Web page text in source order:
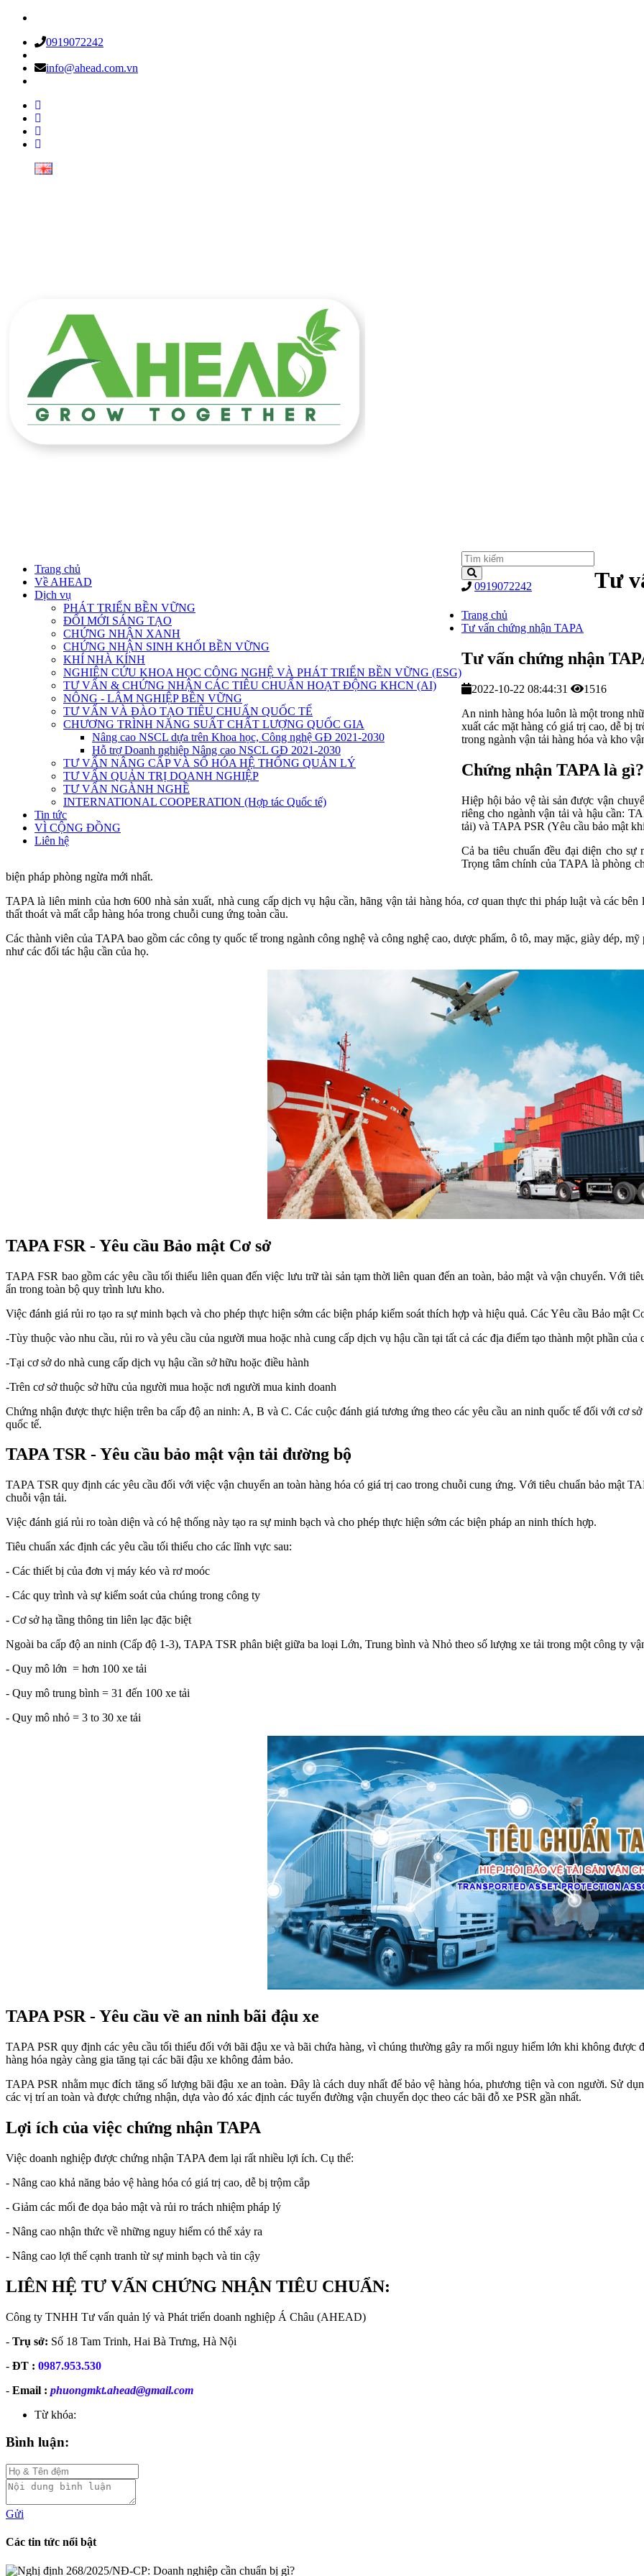
0919072242
info@ahead.com.vn
Trang chủ
Về AHEAD
Dịch vụ
PHÁT TRIỂN BỀN VỮNG
ĐỔI MỚI SÁNG TẠO
CHỨNG NHẬN XANH
CHỨNG NHẬN SINH KHỐI BỀN VỮNG
KHÍ NHÀ KÍNH
NGHIÊN CỨU KHOA HỌC CÔNG NGHỆ VÀ PHÁT TRIỂN BỀN VỮNG (ESG)
TƯ VẤN & CHỨNG NHẬN CÁC TIÊU CHUẨN HOẠT ĐỘNG KHCN (AI)
NÔNG - LÂM NGHIỆP BỀN VỮNG
TƯ VẤN VÀ ĐÀO TẠO TIÊU CHUẨN QUỐC TẾ
CHƯƠNG TRÌNH NĂNG SUẤT CHẤT LƯỢNG QUỐC GIA
Nâng cao NSCL dựa trên Khoa học, Công nghệ GĐ 2021-2030
Hỗ trợ Doanh nghiệp Nâng cao NSCL GĐ 2021-2030
TƯ VẤN NÂNG CẤP VÀ SỐ HÓA HỆ THỐNG QUẢN LÝ
TƯ VẤN QUẢN TRỊ DOANH NGHIỆP
TƯ VẤN NGÀNH NGHỀ
INTERNATIONAL COOPERATION (Hợp tác Quốc tế)
Tin tức
VÌ CỘNG ĐỒNG
Liên hệ
0919072242 Tư
Trang chủ
Tư vấn chứng nhận TAPA
Tư vấn chứng nhận
2022-10-22 08:44:31
1516
An ninh hàng hóa luôn là một trong
xuất các mặt hàng có giá trị cao, dễ bị
trong ngành vận tải hàng hóa và kho
Chứng nhận TAPA là gì?
Hiệp hội bảo vệ tài sản được vận
riêng cho ngành vận tải và hậu cần:
tải) và TAPA PSR (Yêu cầu bảo mật
Cả ba tiêu chuẩn đều đại diện cho sự
Trọng tâm chính của TAPA là phòng
biện pháp phòng ngừa mới nhất.
TAPA là liên minh của hơn 600 nhà sản xuất, nhà cung cấp dịch vụ hậu cần, hãng vận tải hàng hóa, cơ quan thực thi pháp luật và các
thất thoát và mất cắp hàng hóa trong chuỗi cung ứng toàn cầu.
Các thành viên của TAPA bao gồm các công ty quốc tế trong ngành công nghệ và công nghệ cao, dược phẩm, ô tô, may mặc, giày dép,
như các đối tác hậu cần của họ.
TAPA FSR - Yêu cầu Bảo mật Cơ sở
TAPA FSR bao gồm các yêu cầu tối thiểu liên quan đến việc lưu trữ tài sản tạm thời liên quan đến an toàn, bảo mật và vận chuyển. Với
ẩn trong toàn bộ quy trình lưu kho.
Việc đánh giá rủi ro tạo ra sự minh bạch và cho phép thực hiện sớm các biện pháp kiểm soát thích hợp và hiệu quả. Các Yêu cầu Bảo mật
-Tùy thuộc vào nhu cầu, rủi ro và yêu cầu của người mua hoặc nhà cung cấp dịch vụ hậu cần tại tất cả các địa điểm tạo thành một phần của
-Tại cơ sở do nhà cung cấp dịch vụ hậu cần sở hữu hoặc điều hành
-Trên cơ sở thuộc sở hữu của người mua hoặc nơi người mua kinh doanh
Chứng nhận được thực hiện trên ba cấp độ an ninh: A, B và C. Các cuộc đánh giá tương ứng theo các yêu cầu an ninh quốc tế đối với cơ
quốc tế.
TAPA TSR - Yêu cầu bảo mật vận tải đường bộ
TAPA TSR quy định các yêu cầu đối với việc vận chuyển an toàn hàng hóa có giá trị cao trong chuỗi cung ứng. Với tiêu chuẩn bảo mật
chuỗi vận tải.
Việc đánh giá rủi ro toàn diện và có hệ thống này tạo ra sự minh bạch và cho phép thực hiện sớm các biện pháp an ninh thích hợp.
Tiêu chuẩn xác định các yêu cầu tối thiểu cho các lĩnh vực sau:
- Các thiết bị của đơn vị máy kéo và rơ moóc
- Các quy trình và sự kiểm soát của chúng trong công ty
- Cơ sở hạ tầng thông tin liên lạc đặc biệt
Ngoài ba cấp độ an ninh (Cấp độ 1-3), TAPA TSR phân biệt giữa ba loại Lớn, Trung bình và Nhỏ theo số lượng xe tải trong một công ty
- Quy mô lớn = hơn 100 xe tải
- Quy mô trung bình = 31 đến 100 xe tải
- Quy mô nhỏ = 3 to 30 xe tải
TAPA PSR - Yêu cầu về an ninh bãi đậu xe
TAPA PSR quy định các yêu cầu tối thiểu đối với bãi đậu xe và bãi chứa hàng, vì chúng thường gây ra mối nguy hiểm lớn khi không được
hàng hóa ngày càng gia tăng tại các bãi đậu xe không đảm bảo.
TAPA PSR nhằm mục đích tăng số lượng bãi đậu xe an toàn. Đây là cách duy nhất để bảo vệ hàng hóa, phương tiện và con người. Sử
các vị trí an toàn và được chứng nhận, dựa vào đó xác định các tuyến đường vận chuyển dọc theo các bãi đỗ xe PSR gần nhất.
Lợi ích của việc chứng nhận TAPA
Việc doanh nghiệp được chứng nhận TAPA đem lại rất nhiều lợi ích. Cụ thể:
- Nâng cao khả năng bảo vệ hàng hóa có giá trị cao, dễ bị trộm cắp
- Giảm các mối đe dọa bảo mật và rủi ro trách nhiệm pháp lý
- Nâng cao nhận thức về những nguy hiểm có thể xảy ra
- Nâng cao lợi thế cạnh tranh từ sự minh bạch và tin cậy
LIÊN HỆ TƯ VẤN CHỨNG NHẬN TIÊU CHUẨN:
Công ty TNHH Tư vấn quản lý và Phát triển doanh nghiệp Á Châu (AHEAD)
- Trụ sở: Số 18 Tam Trinh, Hai Bà Trưng, Hà Nội
- ĐT : 0987.953.530
- Email : phuongmkt.ahead@gmail.com
Từ khóa:
Bình luận:
Gửi
Các tin tức nổi bật